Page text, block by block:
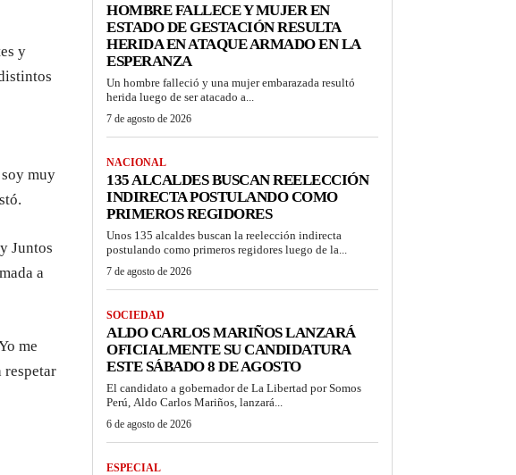
y
muy
y Juntos
a
me
respetar
HOMBRE FALLECE Y MUJER EN
ESTADO DE GESTACIÓN RESULTA
HERIDA EN ATAQUE ARMADO EN LA
ESPERANZA
Un hombre falleció y una mujer embarazada resultó
herida luego de ser atacado a...
7 de agosto de 2026
NACIONAL
135 ALCALDES BUSCAN REELECCIÓN
INDIRECTA POSTULANDO COMO
PRIMEROS REGIDORES
Unos 135 alcaldes buscan la reelección indirecta
postulando como primeros regidores luego de la...
7 de agosto de 2026
SOCIEDAD
ALDO CARLOS MARIÑOS LANZARÁ
OFICIALMENTE SU CANDIDATURA
ESTE SÁBADO 8 DE AGOSTO
El candidato a gobernador de La Libertad por Somos
Perú, Aldo Carlos Mariños, lanzará...
6 de agosto de 2026
ESPECIAL